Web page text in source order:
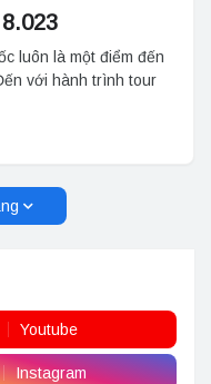
luôn là một điểm đến
với hành trình tour
Youtube
Instagram